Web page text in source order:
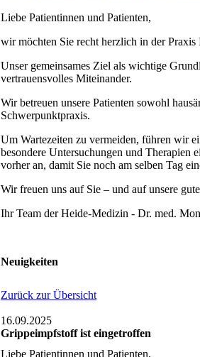
Liebe Patientinnen und Patienten,
wir möchten Sie recht herzlich in der
Unser gemeinsames Ziel als wichtige
vertrauensvolles Miteinander.
Wir betreuen unsere Patienten sowohl
Schwerpunktpraxis.
Um Wartezeiten zu vermeiden, führen wir
besondere Untersuchungen und Therapien
vorher an, damit Sie noch am selben Tag
Wir freuen uns auf Sie – und auf unsere
Ihr Team der Heide-Medizin - Dr. med.
Neuigkeiten
Zurück zur Übersicht
16.09.2025
Grippeimpfstoff ist eingetroffen
Liebe Patientinnen und Patienten,